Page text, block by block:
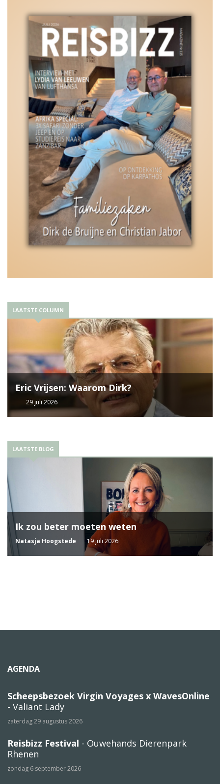
LAATSTE COLUMN
Eric Vrijsen: Waarom Dirk?
29 juli 2026
LAATSTE BLOG
Ik zou beter moeten weten
Natasja Hoogstede 19 juli 2026
AGENDA
Scheepsbezoek Virgin Voyages x WavesOnline
- Valiant Lady
zaterdag 29 augustus 2026
Reisbizz Festival - Ouwehands Dierenpark
Rhenen
zondag 6 september 2026